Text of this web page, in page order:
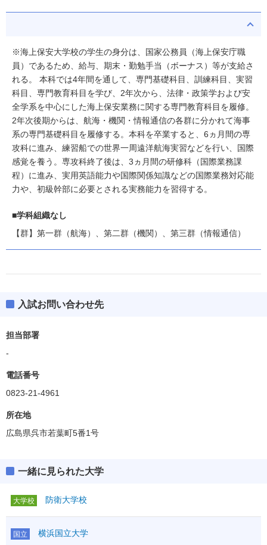
※海上保安大学校の学生の身分は、国家公務員（海上保安庁職
員）であるため、給与、期末・勤勉手当（ボーナス）等が支給さ
れる。 本科では4年間を通して、専門基礎科目、訓練科目、実習
科目、専門教育科目を学び、2年次から、法律・政策学および安
全学系を中心にした海上保安業務に関する専門教育科目を履修。
2年次後期からは、航海・機関・情報通信の各群に分かれて海事
系の専門基礎科目を履修する。本科を卒業すると、6ヵ月間の専
攻科に進み、練習船での世界一周遠洋航海実習などを行い、国際
感覚を養う。専攻科終了後は、3ヵ月間の研修科（国際業務課
程）に進み、実用英語能力や国際関係知識などの国際業務対応能
力や、初級幹部に必要とされる実務能力を習得する。
■学科組織なし
【群】第一群（航海）、第二群（機関）、第三群（情報通信）
入試お問い合わせ先
担当部署
-
電話番号
0823-21-4961
所在地
広島県呉市若葉町5番1号
一緒に見られた大学
大学校 防衛大学校
国立 横浜国立大学